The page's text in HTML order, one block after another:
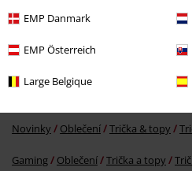
EMP Danmark
EMP Österreich
Large Belgique
More categories. More options.
Novinky Oblečení Trička & topy
Gaming Oblečení Trička a topy